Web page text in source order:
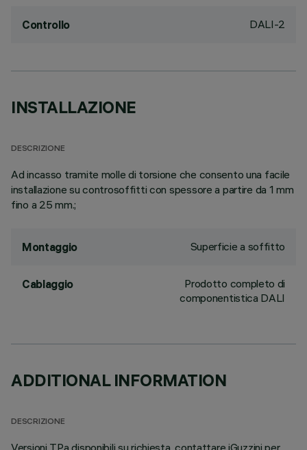
Controllo DALI-2
INSTALLAZIONE
DESCRIZIONE
Ad incasso tramite molle di torsione che consento una facile
installazione su controsoffitti con spessore a partire da 1 mm
fino a 25 mm.;
Montaggio Superficie a soffitto
Cablaggio
Prodotto completo di
componentistica DALI
ADDITIONAL INFORMATION
DESCRIZIONE
Versioni TPa disponibili su richiesta, contattare iGuzzini per